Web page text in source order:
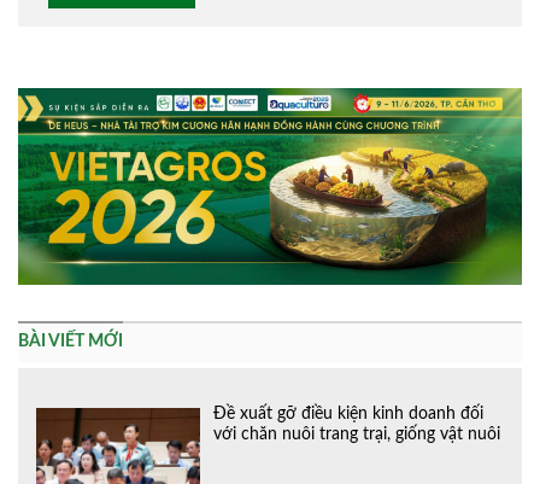
BÀI VIẾT MỚI
Đề xuất gỡ điều kiện kinh doanh đối
với chăn nuôi trang trại, giống vật nuôi